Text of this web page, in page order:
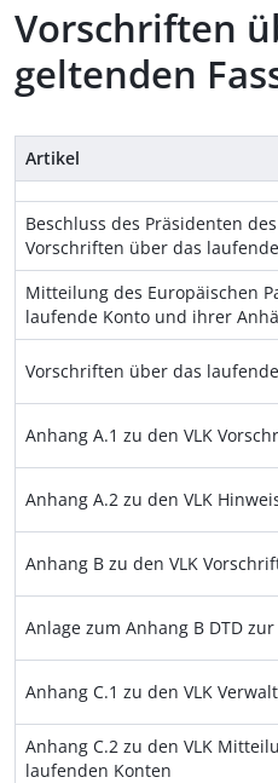
Vorschriften
geltenden
Artikel
Beschluss des Präsidenten
Vorschriften über das
Mitteilung des Europäischen
laufende Konto und ihrer
Vorschriften über das laufende
Anhang A.1 zu den VLK
Anhang A.2 zu den VLK
Anhang B zu den VLK
Anlage zum Anhang B DTD
Anhang C.1 zu den VLK
Anhang C.2 zu den VLK
laufenden Konten